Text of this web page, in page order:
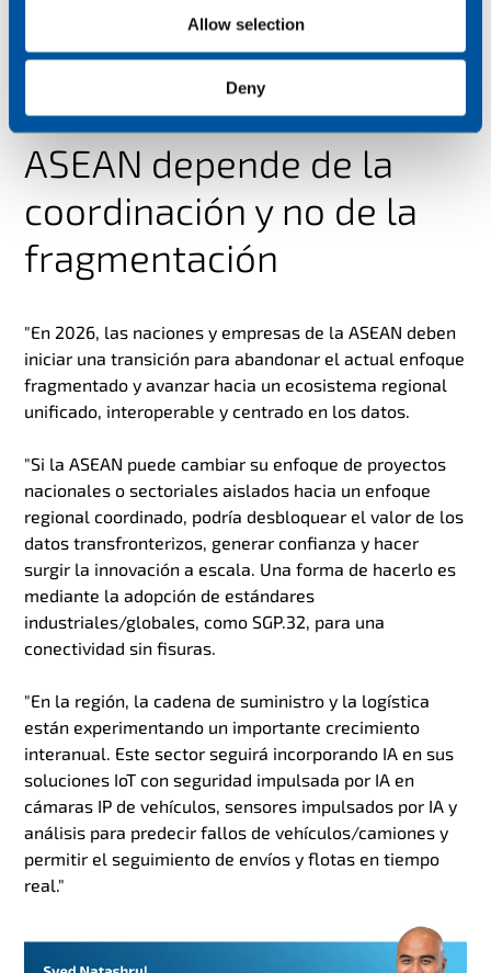
Allow selection
Deny
El futuro del IoT de la
ASEAN depende de la
coordinación y no de la
fragmentación
"En 2026, las naciones y empresas de la ASEAN deben
iniciar una transición para abandonar el actual enfoque
fragmentado y avanzar hacia un ecosistema regional
unificado, interoperable y centrado en los datos.
"Si la ASEAN puede cambiar su enfoque de proyectos
nacionales o sectoriales aislados hacia un enfoque
regional coordinado, podría desbloquear el valor de los
datos transfronterizos, generar confianza y hacer
surgir la innovación a escala. Una forma de hacerlo es
mediante la adopción de estándares
industriales/globales, como SGP.32, para una
conectividad sin fisuras.
"En la región, la cadena de suministro y la logística
están experimentando un importante crecimiento
interanual. Este sector seguirá incorporando IA en sus
soluciones IoT con seguridad impulsada por IA en
cámaras IP de vehículos, sensores impulsados por IA y
análisis para predecir fallos de vehículos/camiones y
permitir el seguimiento de envíos y flotas en tiempo
real."